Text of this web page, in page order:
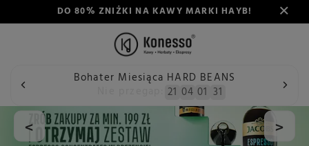
DO 80% ZNIŻKI NA KAWY MARKI HAYB!
Bohater Miesiąca HARD BEANS
21 04 01 31
< >